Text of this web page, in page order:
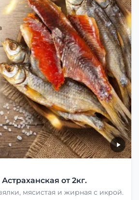
от 2кг.
мясистая и жирная с икрой.